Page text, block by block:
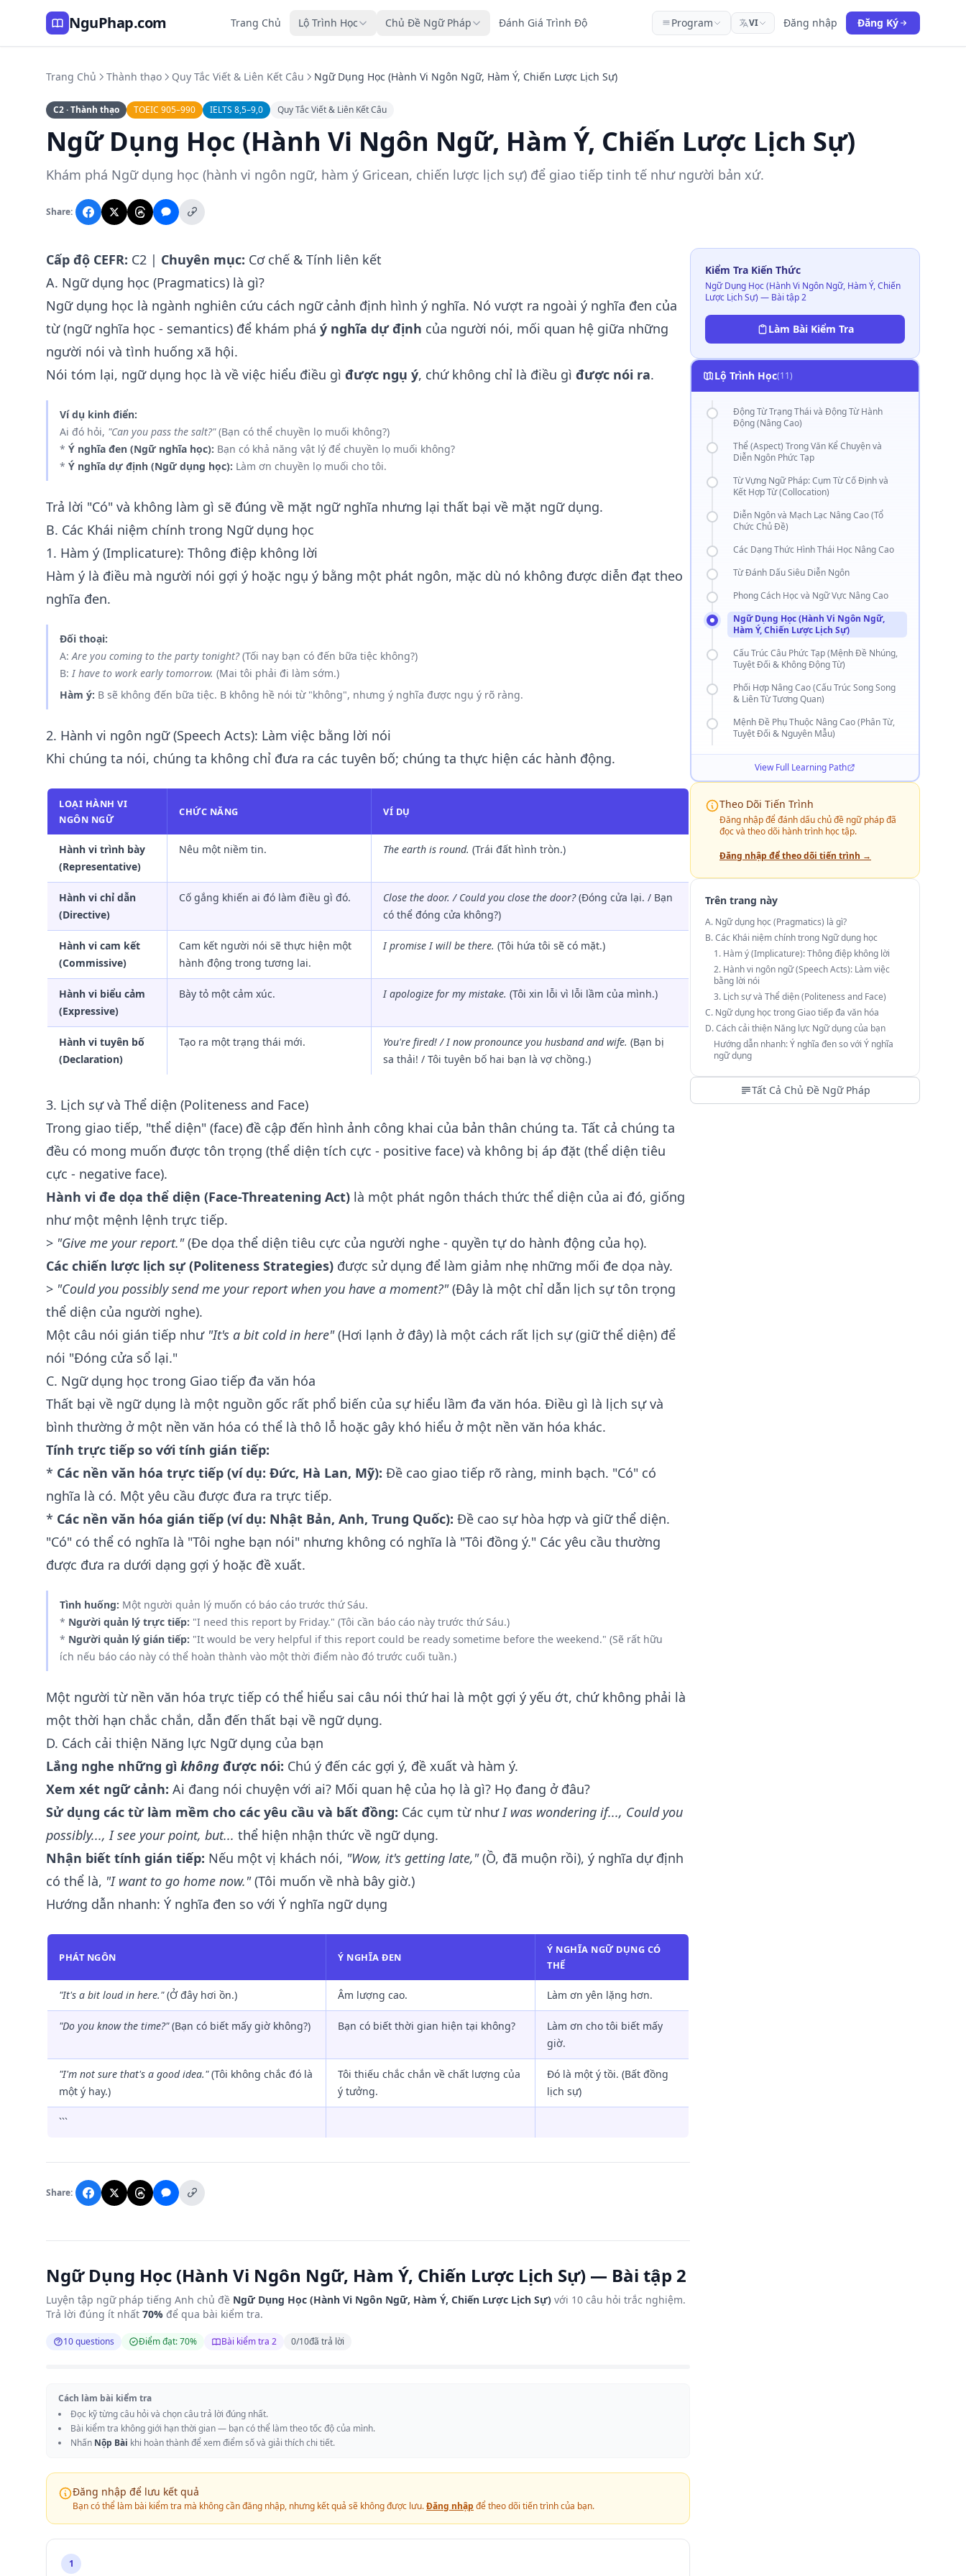
NguPhap.com Trang Chủ Lộ Trình Học Chủ Đề Ngữ Pháp Đánh Giá Trình Độ Program VI Đăng nhập Đăng Ký
Trang Chủ Thành thạo Quy Tắc Viết & Liên Kết Câu Ngữ Dụng Học (Hành Vi Ngôn Ngữ, Hàm Ý, Chiến Lược Lịch Sự)
C2 · Thành thạo TOEIC 905–990 IELTS 8,5–9,0 Quy Tắc Viết & Liên Kết Câu
Ngữ Dụng Học (Hành Vi Ngôn Ngữ, Hàm Ý, Chiến Lược Lịch Sự)
Khám phá Ngữ dụng học (hành vi ngôn ngữ, hàm ý Gricean, chiến lược lịch sự) để giao tiếp tinh tế như người bản xứ.
Share:
Cấp độ CEFR: C2 | Chuyên mục: Cơ chế & Tính liên kết
A. Ngữ dụng học (Pragmatics) là gì?
Ngữ dụng học là ngành nghiên cứu cách ngữ cảnh định hình ý nghĩa. Nó vượt ra ngoài ý nghĩa đen của
từ (ngữ nghĩa học - semantics) để khám phá ý nghĩa dự định của người nói, mối quan hệ giữa những
người nói và tình huống xã hội.
Nói tóm lại, ngữ dụng học là về việc hiểu điều gì được ngụ ý, chứ không chỉ là điều gì được nói ra.
Ví dụ kinh điển:
Ai đó hỏi, "Can you pass the salt?"(Bạn có thể chuyền lọ muối không?)
* Ý nghĩa đen (Ngữ nghĩa học): Bạn có khả năng vật lý để chuyền lọ muối không?
* Ý nghĩa dự định (Ngữ dụng học): Làm ơn chuyền lọ muối cho tôi.
Trả lời "Có" và không làm gì sẽ đúng về mặt ngữ nghĩa nhưng lại thất bại về mặt ngữ dụng.
B. Các Khái niệm chính trong Ngữ dụng học
1. Hàm ý (Implicature): Thông điệp không lời
Hàm ý là điều mà người nói gợi ý hoặc ngụ ý bằng một phát ngôn, mặc dù nó không được diễn đạt theo
nghĩa đen.
Đối thoại:
A:Are you coming to the party tonight?(Tối nay bạn có đến bữa tiệc không?)
B: I have to work early tomorrow. (Mai tôi phải đi làm sớm.)
Hàm ý: B sẽ không đến bữa tiệc. B không hề nói từ "không", nhưng ý nghĩa được ngụ ý rõ ràng.
2. Hành vi ngôn ngữ (Speech Acts): Làm việc bằng lời nói
Khi chúng ta nói, chúng ta không chỉ đưa ra các tuyên bố; chúng ta thực hiện các hành động.
LOẠI HÀNH VI
NGÔN NGỮ
CHỨC NĂNG VÍ DỤ
Hành vi trình bày
(Representative)
Nêu một niềm tin. The earth is round. (Trái đất hình tròn.)
Hành vi chỉ dẫn
(Directive)
Cố gắng khiến ai đó làm điều gì đó. Close the door. / Could you close the door?(Đóng cửa lại. / Bạn
có thể đóng cửa không?)
Hành vi cam kết
(Commissive)
Cam kết người nói sẽ thực hiện một
hành động trong tương lai.
I promise I will be there. (Tôi hứa tôi sẽ có mặt.)
Hành vi biểu cảm
(Expressive)
Bày tỏ một cảm xúc. I apologize for my mistake. (Tôi xin lỗi vì lỗi lầm của mình.)
Hành vi tuyên bố
(Declaration)
Tạo ra một trạng thái mới. You're fired! / I now pronounce you husband and wife. (Bạn bị
sa thải! / Tôi tuyên bố hai bạn là vợ chồng.)
3. Lịch sự và Thể diện (Politeness and Face)
Trong giao tiếp, "thể diện" (face) đề cập đến hình ảnh công khai của bản thân chúng ta. Tất cả chúng ta
đều có mong muốn được tôn trọng (thể diện tích cực - positive face) và không bị áp đặt (thể diện tiêu
cực - negative face).
Hành vi đe dọa thể diện (Face-Threatening Act) là một phát ngôn thách thức thể diện của ai đó, giống
như một mệnh lệnh trực tiếp.
> "Give me your report."(Đe dọa thể diện tiêu cực của người nghe - quyền tự do hành động của họ).
Các chiến lược lịch sự (Politeness Strategies) được sử dụng để làm giảm nhẹ những mối đe dọa này.
> "Could you possibly send me your report when you have a moment?"(Đây là một chỉ dẫn lịch sự tôn trọng
thể diện của người nghe).
Một câu nói gián tiếp như "It's a bit cold in here"(Hơi lạnh ở đây) là một cách rất lịch sự (giữ thể diện) để
nói "Đóng cửa sổ lại."
C. Ngữ dụng học trong Giao tiếp đa văn hóa
Thất bại về ngữ dụng là một nguồn gốc rất phổ biến của sự hiểu lầm đa văn hóa. Điều gì là lịch sự và
bình thường ở một nền văn hóa có thể là thô lỗ hoặc gây khó hiểu ở một nền văn hóa khác.
Tính trực tiếp so với tính gián tiếp:
* Các nền văn hóa trực tiếp (ví dụ: Đức, Hà Lan, Mỹ): Đề cao giao tiếp rõ ràng, minh bạch. "Có" có
nghĩa là có. Một yêu cầu được đưa ra trực tiếp.
* Các nền văn hóa gián tiếp (ví dụ: Nhật Bản, Anh, Trung Quốc): Đề cao sự hòa hợp và giữ thể diện.
"Có" có thể có nghĩa là "Tôi nghe bạn nói" nhưng không có nghĩa là "Tôi đồng ý." Các yêu cầu thường
được đưa ra dưới dạng gợi ý hoặc đề xuất.
Tình huống: Một người quản lý muốn có báo cáo trước thứ Sáu.
* Người quản lý trực tiếp: "I need this report by Friday." (Tôi cần báo cáo này trước thứ Sáu.)
* Người quản lý gián tiếp: "It would be very helpful if this report could be ready sometime before the weekend." (Sẽ rất hữu
ích nếu báo cáo này có thể hoàn thành vào một thời điểm nào đó trước cuối tuần.)
Một người từ nền văn hóa trực tiếp có thể hiểu sai câu nói thứ hai là một gợi ý yếu ớt, chứ không phải là
một thời hạn chắc chắn, dẫn đến thất bại về ngữ dụng.
D. Cách cải thiện Năng lực Ngữ dụng của bạn
Lắng nghe những gì không được nói: Chú ý đến các gợi ý, đề xuất và hàm ý.
Xem xét ngữ cảnh: Ai đang nói chuyện với ai? Mối quan hệ của họ là gì? Họ đang ở đâu?
Sử dụng các từ làm mềm cho các yêu cầu và bất đồng: Các cụm từ nhưI was wondering if..., Could you
possibly..., I see your point, but... thể hiện nhận thức về ngữ dụng.
Nhận biết tính gián tiếp: Nếu một vị khách nói, "Wow, it's getting late,"(Ồ, đã muộn rồi), ý nghĩa dự định
có thể là, "I want to go home now."(Tôi muốn về nhà bây giờ.)
Hướng dẫn nhanh: Ý nghĩa đen so với Ý nghĩa ngữ dụng
PHÁT NGÔN Ý NGHĨA ĐEN
Ý NGHĨA NGỮ DỤNG CÓ
THỂ
"It's a bit loud in here."(Ở đây hơi ồn.) Âm lượng cao. Làm ơn yên lặng hơn.
"Do you know the time?"(Bạn có biết mấy giờ không?) Bạn có biết thời gian hiện tại không?
Làm ơn cho tôi biết mấy
giờ.
"I'm not sure that's a good idea."(Tôi không chắc đó là
một ý hay.)
Tôi thiếu chắc chắn về chất lượng của
ý tưởng.
Đó là một ý tồi. (Bất đồng
lịch sự)
```
Share:
Ngữ Dụng Học (Hành Vi Ngôn Ngữ, Hàm Ý, Chiến Lược Lịch Sự) — Bài tập 2
Luyện tập ngữ pháp tiếng Anh chủ đề Ngữ Dụng Học (Hành Vi Ngôn Ngữ, Hàm Ý, Chiến Lược Lịch Sự) với 10 câu hỏi trắc nghiệm.
Trả lời đúng ít nhất 70% để qua bài kiểm tra.
10 questions Điểm đạt: 70% Bài kiểm tra 2 0/10đã trả lời
Cách làm bài kiểm tra
Đọc kỹ từng câu hỏi và chọn câu trả lời đúng nhất.
Bài kiểm tra không giới hạn thời gian — bạn có thể làm theo tốc độ của mình.
Nhấn Nộp Bài khi hoàn thành để xem điểm số và giải thích chi tiết.
Đăng nhập để lưu kết quả
Bạn có thể làm bài kiểm tra mà không cần đăng nhập, nhưng kết quả sẽ không được lưu.Đăng nhập để theo dõi tiến trình của bạn.
1
Kiểm Tra Kiến Thức
Ngữ Dụng Học (Hành Vi Ngôn Ngữ, Hàm Ý, Chiến
Lược Lịch Sự) — Bài tập 2
Làm Bài Kiểm Tra
Lộ Trình Học(11)
Động Từ Trạng Thái và Động Từ Hành
Động (Nâng Cao)
Thể (Aspect) Trong Văn Kể Chuyện và
Diễn Ngôn Phức Tạp
Từ Vựng Ngữ Pháp: Cụm Từ Cố Định và
Kết Hợp Từ (Collocation)
Diễn Ngôn và Mạch Lạc Nâng Cao (Tổ
Chức Chủ Đề)
Các Dạng Thức Hình Thái Học Nâng Cao
Từ Đánh Dấu Siêu Diễn Ngôn
Phong Cách Học và Ngữ Vực Nâng Cao
Ngữ Dụng Học (Hành Vi Ngôn Ngữ,
Hàm Ý, Chiến Lược Lịch Sự)
Cấu Trúc Câu Phức Tạp (Mệnh Đề Nhúng,
Tuyệt Đối & Không Động Từ)
Phối Hợp Nâng Cao (Cấu Trúc Song Song
& Liên Từ Tương Quan)
Mệnh Đề Phụ Thuộc Nâng Cao (Phân Từ,
Tuyệt Đối & Nguyên Mẫu)
View Full Learning Path
Theo Dõi Tiến Trình
Đăng nhập để đánh dấu chủ đề ngữ pháp đã
đọc và theo dõi hành trình học tập.
Đăng nhập để theo dõi tiến trình →
Trên trang này
A. Ngữ dụng học (Pragmatics) là gì?
B. Các Khái niệm chính trong Ngữ dụng học
1. Hàm ý (Implicature): Thông điệp không lời
2. Hành vi ngôn ngữ (Speech Acts): Làm việc
bằng lời nói
3. Lịch sự và Thể diện (Politeness and Face)
C. Ngữ dụng học trong Giao tiếp đa văn hóa
D. Cách cải thiện Năng lực Ngữ dụng của bạn
Hướng dẫn nhanh: Ý nghĩa đen so với Ý nghĩa
ngữ dụng
Tất Cả Chủ Đề Ngữ Pháp